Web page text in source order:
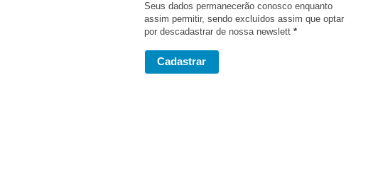
Seus dados permanecerão conosco enquanto
assim permitir, sendo excluídos assim que optar
por descadastrar de nossa newslett *
Cadastrar